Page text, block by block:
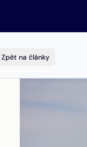
Zpět na články